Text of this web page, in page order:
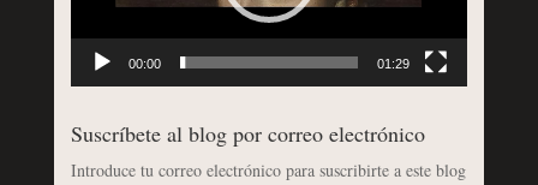
00:00 01:29
Suscríbete al blog por correo electrónico
Introduce tu correo electrónico para suscribirte a este blog